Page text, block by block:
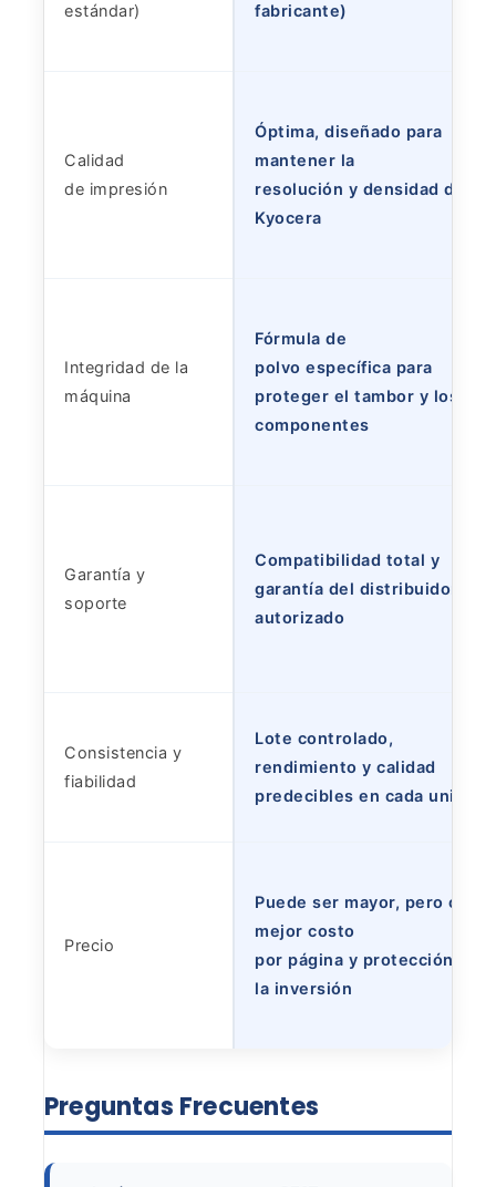
estándar)
fabricante)
Calidad
de impresión
Óptima, diseñado para
mantener la
resolución y densidad de
Kyocera
Integridad de la
máquina
Fórmula de
polvo específica para
proteger el tambor y los
componentes
Garantía y
soporte
Compatibilidad total y
garantía del distribuidor
autorizado
Consistencia y
fiabilidad
Lote controlado,
rendimiento y calidad
predecibles en cada unidad
Precio
Puede ser mayor, pero con
mejor costo
por página y protección de
la inversión
Preguntas Frecuentes